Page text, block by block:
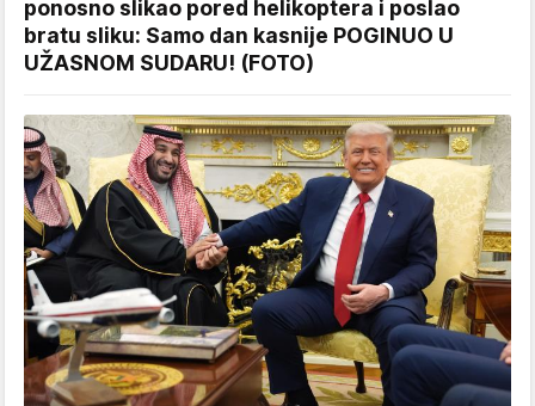
ponosno slikao pored helikoptera i poslao
bratu sliku: Samo dan kasnije POGINUO U
UŽASNOM SUDARU! (FOTO)